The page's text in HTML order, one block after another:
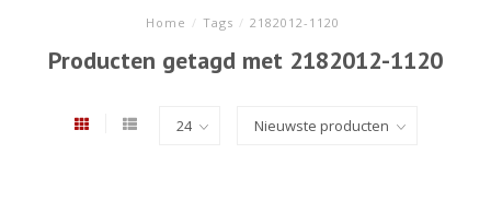
Home / Tags / 2182012-1120
Producten getagd met 2182012-1120